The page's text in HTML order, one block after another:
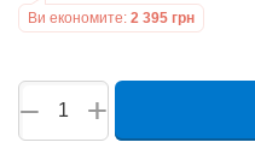
Ви економите: 2 395 грн
+
−